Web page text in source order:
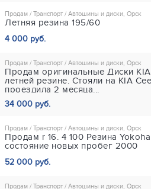
Продам / Транспорт / Автошины и диски, Орск
Летняя резина 195/60
4 000 руб.
Продам / Транспорт / Автошины и диски, Орск
Продам оригинальные Диски KIA
летней резине. Стояли на КIA
проездила 2 месяца...
34 000 руб.
Продам / Транспорт / Автошины и диски, Орск
Продам r 16. 4 100 Резина
состояние новых пробег 2000
52 000 руб.
Продам / Транспорт / Автошины и диски, Орск